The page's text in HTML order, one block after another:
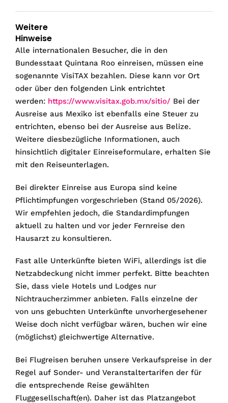
Weitere
Hinweise
Alle internationalen Besucher, die in den
Bundesstaat Quintana Roo einreisen, müssen eine
sogenannte VisiTAX bezahlen. Diese kann vor Ort
oder über den folgenden Link entrichtet
werden: https://www.visitax.gob.mx/sitio/ Bei der
Ausreise aus Mexiko ist ebenfalls eine Steuer zu
entrichten, ebenso bei der Ausreise aus Belize.
Weitere diesbezügliche Informationen, auch
hinsichtlich digitaler Einreiseformulare, erhalten Sie
mit den Reiseunterlagen.
Bei direkter Einreise aus Europa sind keine
Pflichtimpfungen vorgeschrieben (Stand 05/2026).
Wir empfehlen jedoch, die Standardimpfungen
aktuell zu halten und vor jeder Fernreise den
Hausarzt zu konsultieren.
Fast alle Unterkünfte bieten WiFi, allerdings ist die
Netzabdeckung nicht immer perfekt. Bitte beachten
Sie, dass viele Hotels und Lodges nur
Nichtraucherzimmer anbieten. Falls einzelne der
von uns gebuchten Unterkünfte unvorhergesehener
Weise doch nicht verfügbar wären, buchen wir eine
(möglichst) gleichwertige Alternative.
Bei Flugreisen beruhen unsere Verkaufspreise in der
Regel auf Sonder- und Veranstaltertarifen der für
die entsprechende Reise gewählten
Fluggesellschaft(en). Daher ist das Platzangebot